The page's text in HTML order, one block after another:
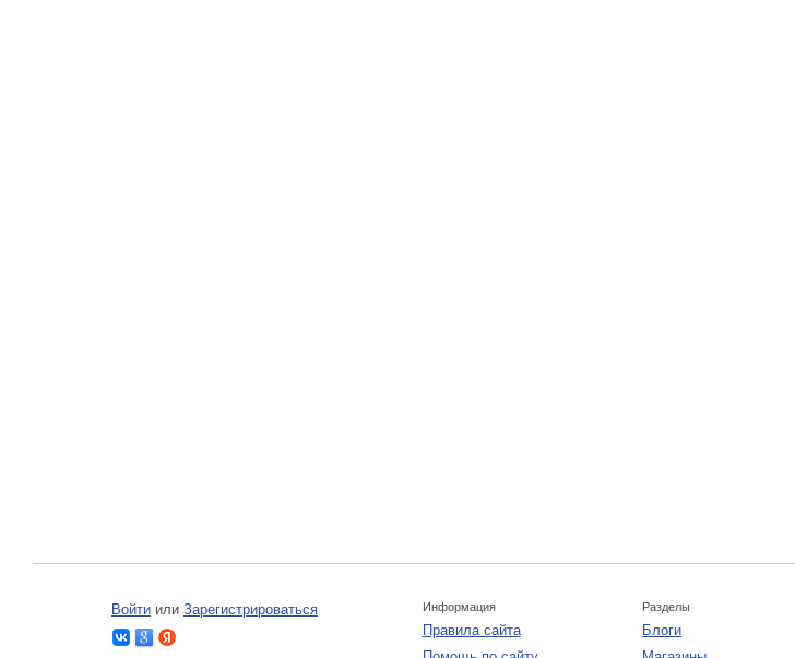
Войти или Зарегистрироваться Информация
Правила сайта
Разделы
Блоги